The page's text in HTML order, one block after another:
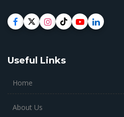
Useful Links
Home
About Us